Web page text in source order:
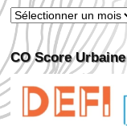
Publications,
Annonces…
CO Score Urbaine